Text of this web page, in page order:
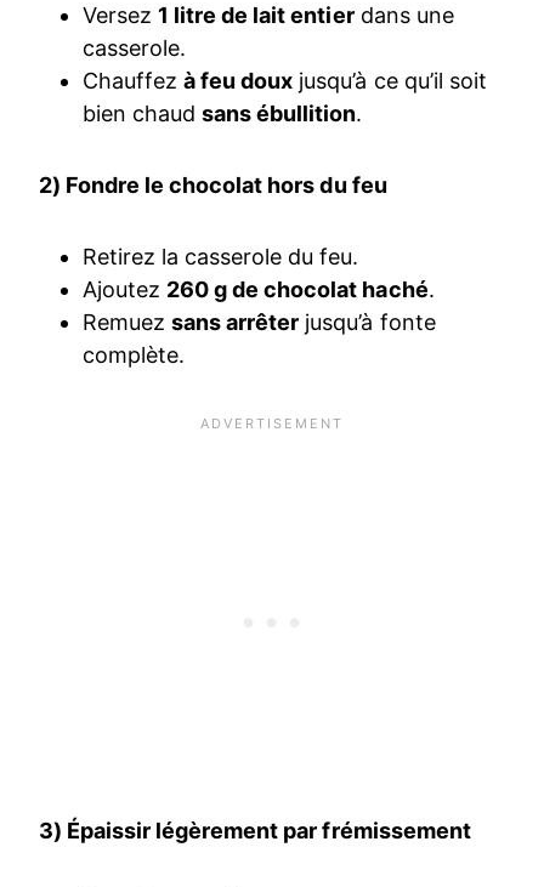
Versez 1 litre de lait entierdans une
casserole.
Chauffezà feu doux jusqu’à ce qu’il soit
bien chaudsans ébullition.
2) Fondre le chocolat hors du feu
Retirez la casserole du feu.
Ajoutez 260 g de chocolat haché.
Remuezsans arrêter jusqu’à fonte
complète.
3) Épaissir légèrement par frémissement